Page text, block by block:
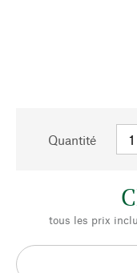
Quantité
tous les prix